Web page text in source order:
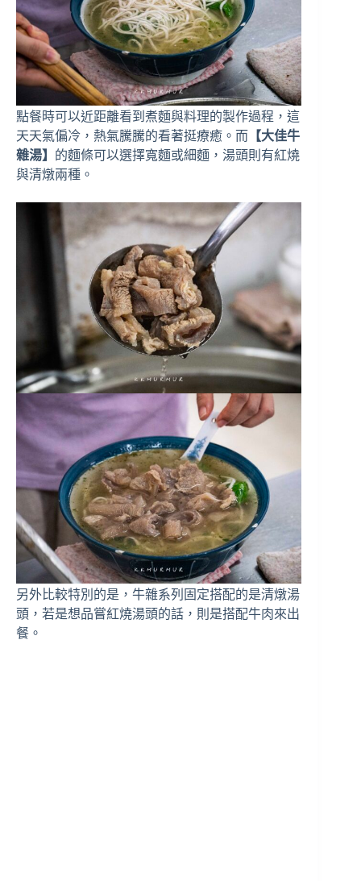
點餐時可以近距離看到煮麵與料理的製作過程，這
天天氣偏冷，熱氣騰騰的看著挺療癒。而 【大佳牛
雜湯】 的麵條可以選擇寬麵或細麵，湯頭則有紅燒
與清燉兩種。
另外比較特別的是，牛雜系列固定搭配的是清燉湯
頭，若是想品嘗紅燒湯頭的話，則是搭配牛肉來出
餐。